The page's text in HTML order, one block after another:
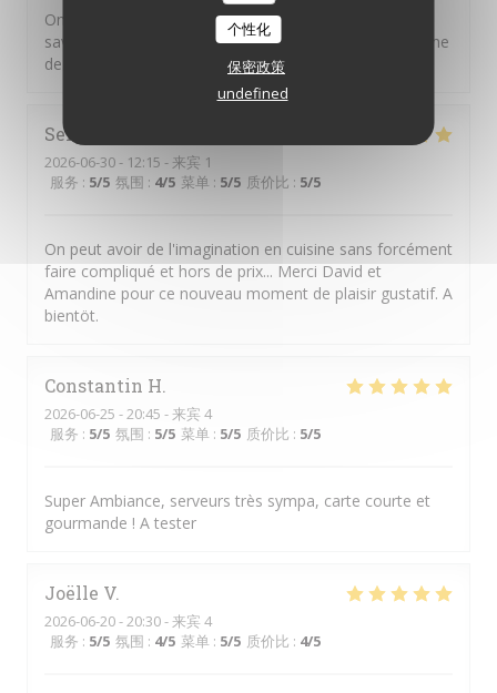
个性化
保密政策
undefined
On n'est jamais déçu chez Chéri-Chérie. Des plats
savoureux, un service par des personnes adorables. Une
de mes adresses préférées.
Serge
2026-06-30- 12:15 - 来宾 1
服务 : 5/5 氛围 : 4/5 菜单 : 5/5 质价比 : 5/5
On peut avoir de l'imagination en cuisine sans forcément
faire compliqué et hors de prix... Merci David et
Amandine pour ce nouveau moment de plaisir gustatif. A
bientöt.
Constantin H
2026-06-25 - 20:45 - 来宾 4
服务 : 5/5 氛围 : 5/5 菜单 : 5/5 质价比 : 5/5
Super Ambiance, serveurs très sympa, carte courte et
gourmande ! A tester
Joëlle V
2026-06-20- 20:30 - 来宾 4
服务 : 5/5 氛围 : 4/5 菜单 : 5/5 质价比 : 4/5